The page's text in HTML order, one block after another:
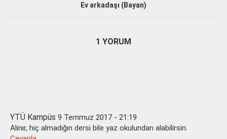
Ev arkadaşı (Bayan)
1 YORUM
YTÜ Kampüs 9 Temmuz 2017 - 21:19
Alınır, hiç almadığın dersi bile yaz okulundan alabilirsin.